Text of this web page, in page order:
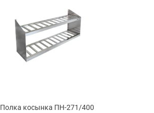
Полка косынка ПН-271/400